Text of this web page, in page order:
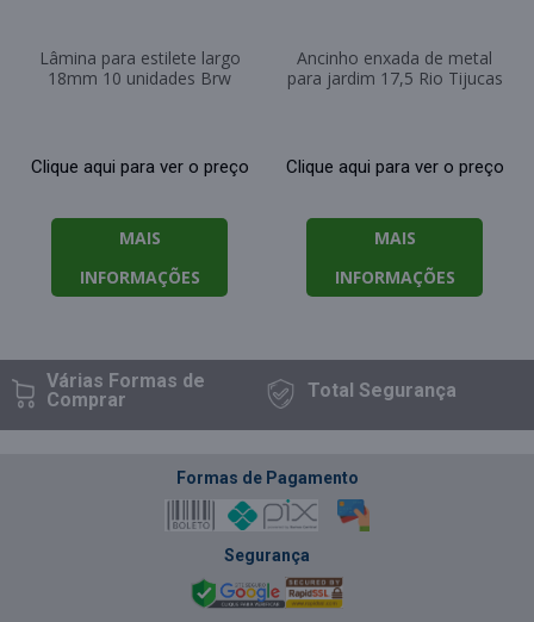
Lâmina para estilete largo
18mm 10 unidades Brw
Clique aqui para ver o preço
MAIS
INFORMAÇÕES
Ancinho enxada de metal
para jardim 17,5 Rio Tijucas
Clique aqui para ver o preço
MAIS
INFORMAÇÕES
Várias Formasde
Comprar
TotalSegurança
Formas de Pagamento
Segurança